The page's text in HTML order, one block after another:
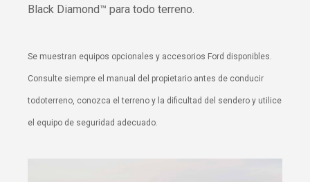
Black Diamond™ para todo terreno.
Se muestran equipos opcionales y accesorios Ford disponibles.
Consulte siempre el manual del propietario antes de conducir
todoterreno, conozca el terreno y la dificultad del sendero y utilice
el equipo de seguridad adecuado.